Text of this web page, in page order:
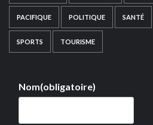
PACIFIQUE POLITIQUE SANTÉ
SPORTS TOURISME
Nom(obligatoire)